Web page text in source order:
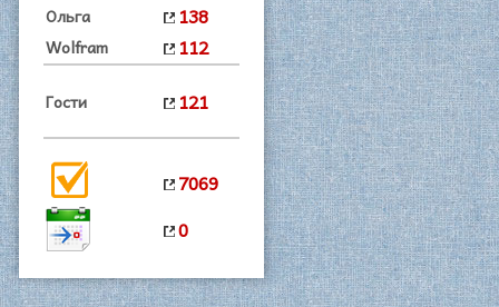
Ольга 138
Wolfram 112
Гости 121
7069
0